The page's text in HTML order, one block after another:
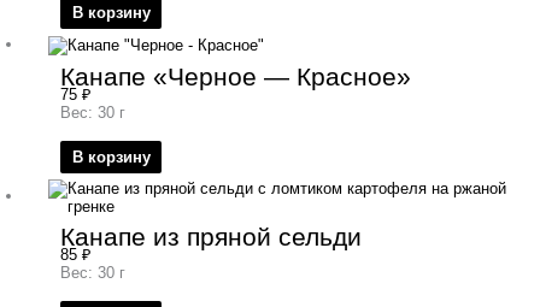
В корзину
Канапе «Черное — Красное»
75 ₽
Вес: 30 г
В корзину
Канапе из пряной сельди
85 ₽
Вес: 30 г